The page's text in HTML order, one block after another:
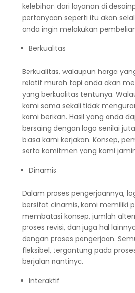
kelebihan dari layanan di
pertanyaan seperti itu akan
anda ingin melakukan
Berkualitas
Berkualitas, walaupun harga
relatif murah tapi anda akan
yang berkualitas tentunya.
kami sama sekali tidak
kami berikan. Hasil yang anda
bersaing dengan logo senilai
biasa kami kerjakan. Konsep,
serta komitmen yang kami
Dinamis
Dalam proses pengerjaannya,
bersifat dinamis, kami memiliki
membatasi konsep, jumlah
proses revisi, dan juga hal
dengan proses pengerjaan.
fleksibel, tergantung pada
berjalan nantinya.
Interaktif